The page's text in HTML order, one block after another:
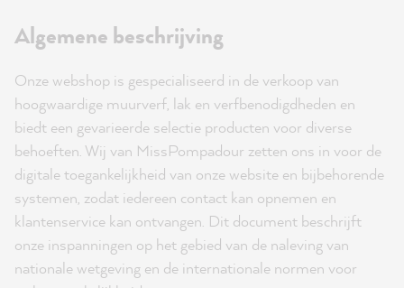
Algemene beschrijving
Onze webshop is gespecialiseerd in de verkoop van
hoogwaardige muurverf, lak en verfbenodigdheden en
biedt een gevarieerde selectie producten voor diverse
behoeften. Wij van MissPompadour zetten ons in voor de
digitale toegankelijkheid van onze website en bijbehorende
systemen, zodat iedereen contact kan opnemen en
klantenservice kan ontvangen. Dit document beschrijft
onze inspanningen op het gebied van de naleving van
nationale wetgeving en de internationale normen voor